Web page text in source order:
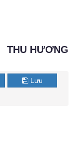
THU HƯƠNG
Lưu